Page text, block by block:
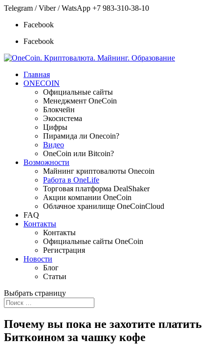
Telegram / Viber / WatsApp +7 983-310-38-10
Facebook
Facebook
Главная
ONECOIN
Официальные сайты
Менеджмент OneCoin
Блокчейн
Экосистема
Цифры
Пирамида ли Onecoin?
Видео
OneCoin или Bitcoin?
Возможности
Майнинг криптовалюты Onecoin
Работа в OneLife
Торговая платформа DealShaker
Акции компании OneCoin
Облачное хранилище OneCoinCloud
FAQ
Контакты
Контакты
Официальные сайты OneCoin
Регистрация
Новости
Блог
Статьи
Выбрать страницу
Почему вы пока не захотите платить
Биткоином за чашку кофе